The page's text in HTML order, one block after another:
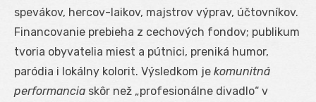
spevákov, hercov-laikov, majstrov výprav, účtovníkov.
Financovanie prebieha z cechových fondov; publikum
tvoria obyvatelia miest a pútnici, preniká humor,
paródia i lokálny kolorit. Výsledkom je komunitná
performancia skôr než „profesionálne divadlo“ v